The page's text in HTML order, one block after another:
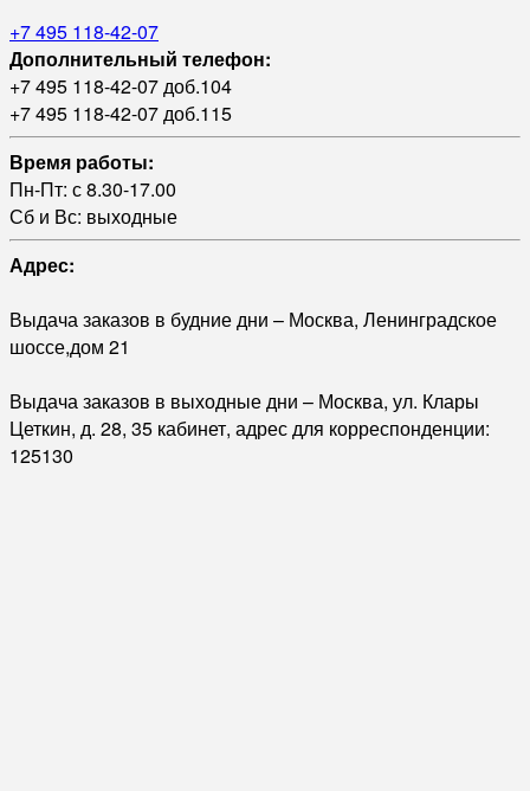
+7 495 118-42-07
Дополнительный телефон:
+7 495 118-42-07 доб.104
+7 495 118-42-07 доб.115
Время работы:
Пн-Пт: с 8.30-17.00
Сб и Вс: выходные
Адрес:
Выдача заказов в будние дни – Москва, Ленинградское
шоссе,дом 21
Выдача заказов в выходные дни – Москва, ул. Клары
Цеткин, д. 28, 35 кабинет, адрес для корреспонденции:
125130